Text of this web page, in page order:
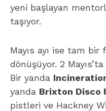
yeni başlayan
taşıyor.
Mayıs ayı ise tam
dönüşüyor. 2
Bir yanda
yanda Brixton Disco
pistleri ve Hackney